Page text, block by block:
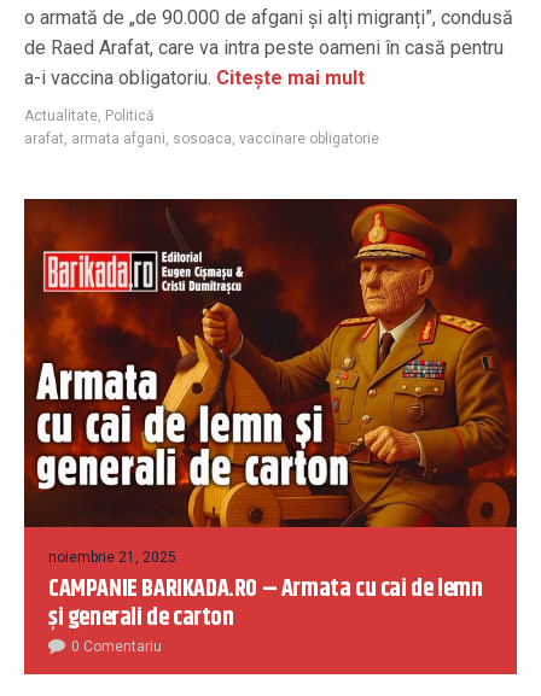
o armată de „de 90.000 de afgani și alți migranți”, condusă
de Raed Arafat, care va intra peste oameni în casă pentru
a-i vaccina obligatoriu. Citește mai mult
Actualitate, Politică
arafat, armata afgani, sosoaca, vaccinare obligatorie
noiembrie 21, 2025
CAMPANIE BARIKADA.RO – Armata cu cai de lemn
și generali de carton
0 Comentariu